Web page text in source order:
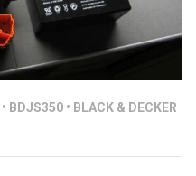
• BDJS350 • BLACK & DECKER